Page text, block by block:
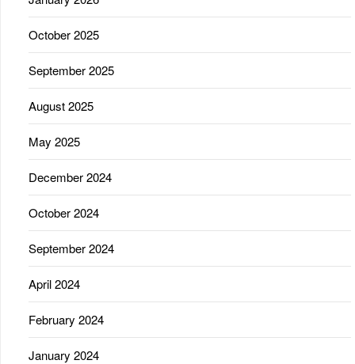
October 2025
September 2025
August 2025
May 2025
December 2024
October 2024
September 2024
April 2024
February 2024
January 2024